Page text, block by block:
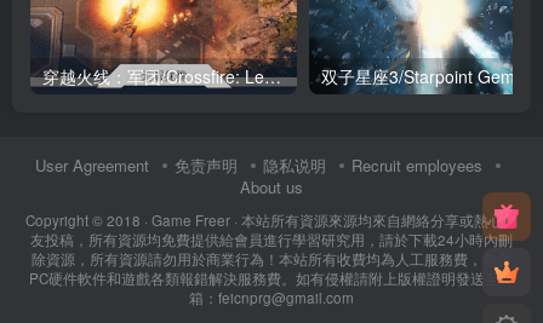
穿越火线：军团/Crossfire: Legion 双子星座3/Starpoint Gemini
User Agreement 免责声明 隐私说明
Recruit employees
About us
Copyright © 2018 · Game Freer · 本站所有資源來源均來自網絡分享或熱心網
友投稿，所有資源均免費提供給會員進行學習研究用，請於下載24小時內刪
除資源，所有資源請勿用於商業行為！本站所有收費均為人工服務費，包含
PC硬件軟件和遊戲各類報錯解決服務費。如有侵權請附上版權證明發送至郵
箱：feicnprg@gmail.com